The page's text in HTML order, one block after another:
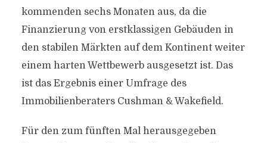
kommenden sechs Monaten aus, da die
Finanzierung von erstklassigen Gebäuden in
den stabilen Märkten auf dem Kontinent weiter
einem harten Wettbewerb ausgesetzt ist. Das
ist das Ergebnis einer Umfrage des
Immobilienberaters Cushman & Wakefield.
Für den zum fünften Mal herausgegeben